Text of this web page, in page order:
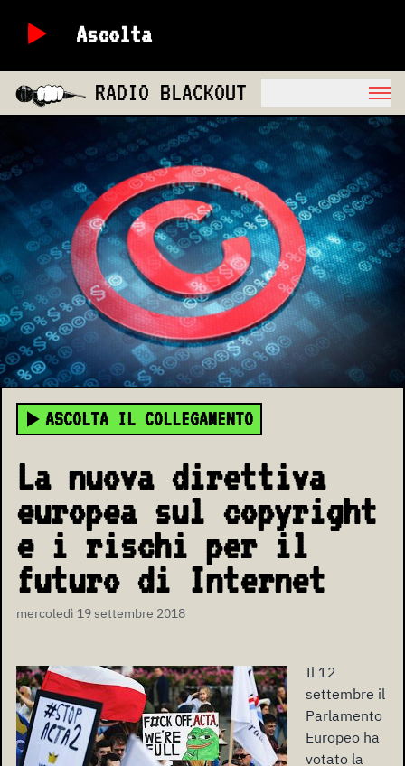
Ascolta
RADIO BLACKOUT
ASCOLTA IL COLLEGAMENTO
La nuova direttiva
europea sul copyright
e i rischi per il
futuro di Internet
mercoledì 19 settembre 2018
Il 12
settembre il
Parlamento
Europeo ha
votato la